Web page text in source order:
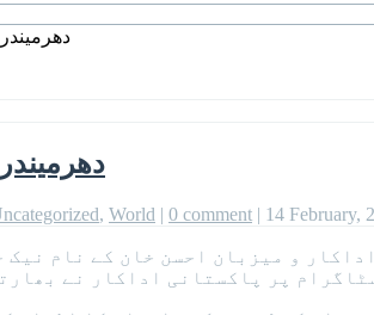
, World | 0 comment | 14 February,
و میزبان احسن خان کے نام
پر پاکستانی اداکار نے